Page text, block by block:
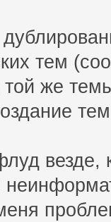
тем
же
везде,